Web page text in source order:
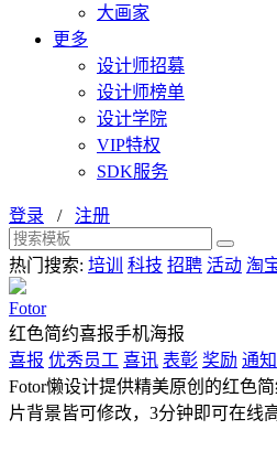
大画家
更多
设计师招募
设计师榜单
设计学院
VIP特权
SDK服务
登录 / 注册
热门搜索: 培训 科技 招聘 活动 淘
Fotor
红色简约喜报手机海报
喜报 优秀员工 喜讯 表彰 奖励 通知
Fotor懒设计提供精美原创的红色
片背景皆可修改，3分钟即可在线